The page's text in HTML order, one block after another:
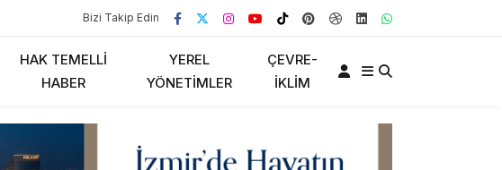
Bizi Takip Edin
HAK TEMELLI
HABER
YEREL
YÖNETIMLER
ÇEVRE-
İKLIM